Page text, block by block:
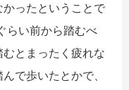
ったということで
らい前から踏むべ
とまったく疲れな
で歩いたとかで、